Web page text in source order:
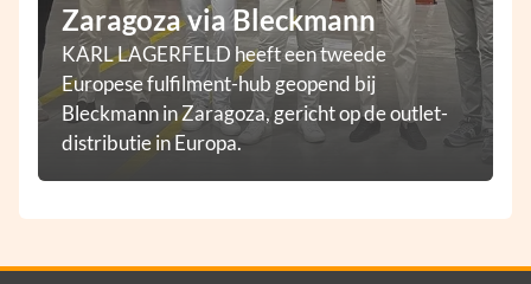
Zaragoza via Bleckmann
KARL LAGERFELD heeft een tweede
Europese fulfilment-hub geopend bij
Bleckmann in Zaragoza, gericht op de outlet-
distributie in Europa.